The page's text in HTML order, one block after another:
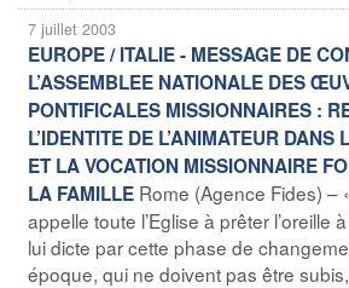
7 juillet 2003
EUROPE / ITALIE - MESSAGE DE
L’ASSEMBLEE NATIONALE DES
PONTIFICALES MISSIONNAIRES :
L’IDENTITE DE L’ANIMATEUR DANS
ET LA VOCATION MISSIONNAIRE
LA FAMILLE Rome (Agence Fides) –
appelle toute l’Eglise à prêter l’oreille
lui dicte par cette phase de
époque, qui ne doivent pas être